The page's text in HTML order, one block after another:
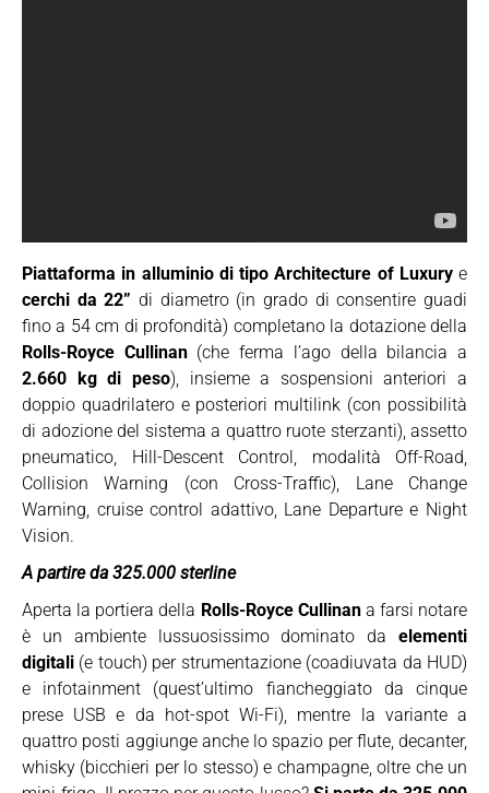
Piattaforma in alluminio di tipo Architecture of Luxurye
cerchi da 22” di diametro (in grado di consentire guadi
fino a 54 cm di profondità) completano la dotazione della
Rolls-Royce Cullinan(che ferma l’ago della bilancia a
2.660 kg di peso), insieme a sospensioni anteriori a
doppio quadrilatero e posteriori multilink (con possibilità
di adozione del sistema a quattro ruote sterzanti), assetto
pneumatico, Hill-Descent Control, modalità Off-Road,
Collision Warning (con Cross-Traffic), Lane Change
Warning, cruise control adattivo, Lane Departure e Night
Vision.
A partire da 325.000 sterline
Aperta la portiera della Rolls-Royce Cullinana farsi notare
è un ambiente lussuosissimo dominato da elementi
digitali (e touch) per strumentazione (coadiuvata da HUD)
e infotainment (quest’ultimo fiancheggiato da cinque
prese USB e da hot-spot Wi-Fi), mentre la variante a
quattro posti aggiunge anche lo spazio per flute, decanter,
whisky (bicchieri per lo stesso) e champagne, oltre che un